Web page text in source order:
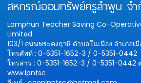
สหกรณ์ออมทรัพย์ครูลำพูน จำ
Lamphun Teacher Saving Co-
Limited
103/1 ถนนพระคงฤาษี ตำบลในเมือง อำเภอเ
โทรศัพท์ : 0-5351-1652-3 / 0-5351-0442
โทรสาร : 0-5351-1652-3 / 0-5351-0442
www.lpntsc